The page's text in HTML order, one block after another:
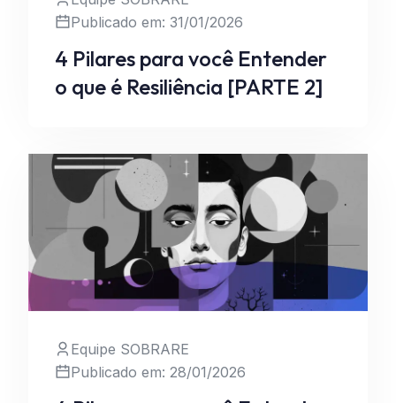
Publicado em: 31/01/2026
4 Pilares para você Entender
o que é Resiliência [PARTE 2]
Equipe SOBRARE
Publicado em: 28/01/2026